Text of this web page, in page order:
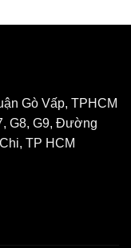
Gò Vấp, TPHCM
G8, G9, Đường
TP HCM